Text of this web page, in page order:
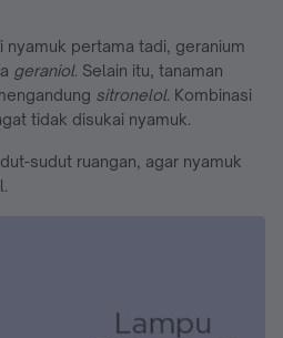
nyamuk pertama tadi, geranium
geraniol. Selain itu, tanaman
sitronelol. Kombinasi
tidak disukai nyamuk.
sudut ruangan, agar nyamuk